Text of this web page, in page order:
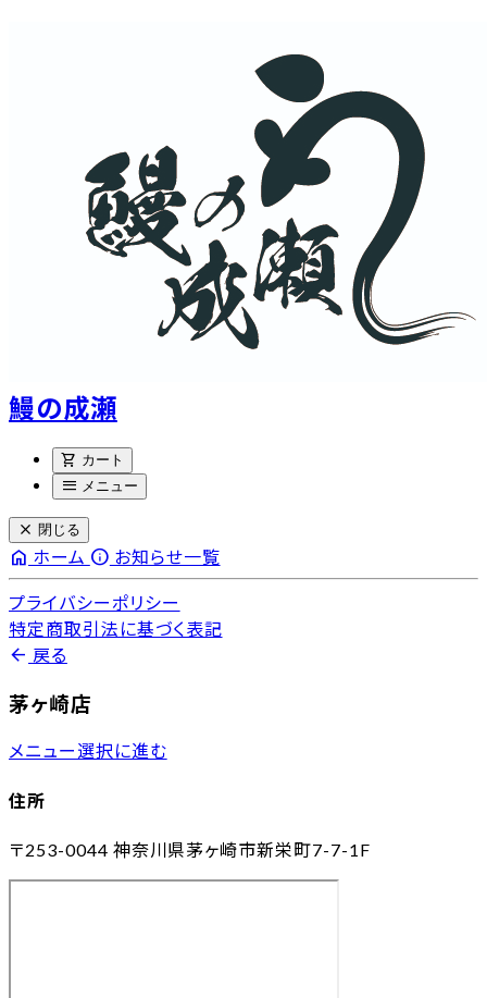
鰻の成瀬
shopping_cart カート
menu メニュー
close 閉じる
home ホーム info お知らせ一覧
プライバシーポリシー
特定商取引法に基づく表記
arrow_back 戻る
茅ヶ崎店
メニュー選択に進む
住所
〒253-0044 神奈川県茅ヶ崎市新栄町7-7-1F